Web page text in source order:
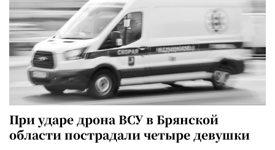
При ударе дрона ВСУ в Брянской
области пострадали четыре девушки